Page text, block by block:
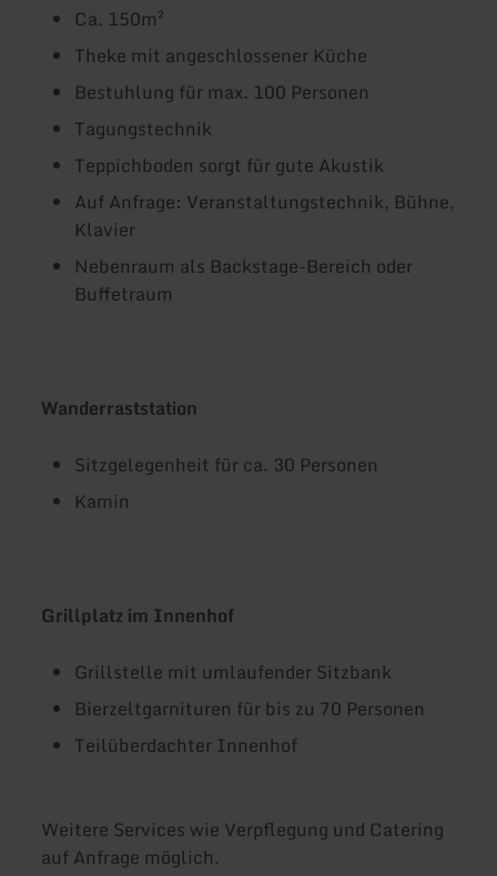
Ca. 150m²
Theke mit angeschlossener Küche
Bestuhlung für max. 100 Personen
Tagungstechnik
Teppichboden sorgt für gute Akustik
Auf Anfrage: Veranstaltungstechnik, Bühne,
Klavier
Nebenraum als Backstage-Bereich oder
Buffetraum
Wanderraststation
Sitzgelegenheit für ca. 30 Personen
Kamin
Grillplatz im Innenhof
Grillstelle mit umlaufender Sitzbank
Bierzeltgarnituren für bis zu 70 Personen
Teilüberdachter Innenhof
Weitere Services wie Verpflegung und Catering
auf Anfrage möglich.